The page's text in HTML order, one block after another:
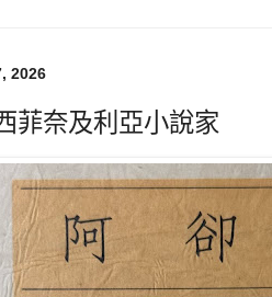
2026
菲奈及利亞小說家